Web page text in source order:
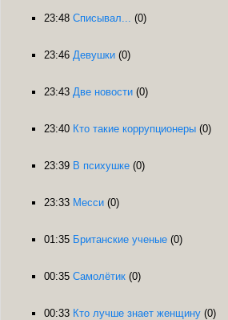
23:48 Списывал... (0)
23:46 Девушки (0)
23:43 Две новости (0)
23:40 Кто такие коррупционеры (0)
23:39 В психушке (0)
23:33 Месси (0)
01:35 Британские ученые (0)
00:35 Самолётик (0)
00:33 Кто лучше знает женщину (0)